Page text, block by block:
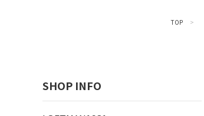
TOP >
SHOP INFO